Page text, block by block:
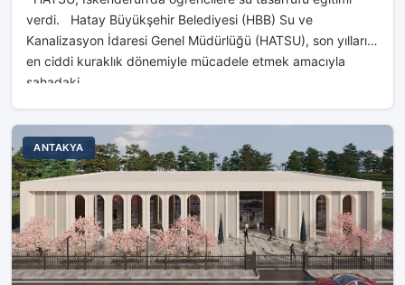
verdi. Hatay Büyükşehir Belediyesi (HBB) Su ve
Kanalizasyon İdaresi Genel Müdürlüğü (HATSU), son yılların
en ciddi kuraklık dönemiyle mücadele etmek amacıyla
sahadaki...
ANTAKYA